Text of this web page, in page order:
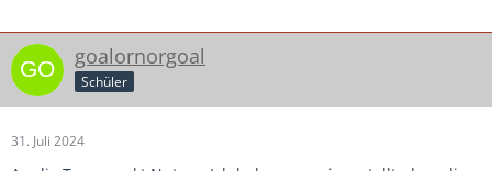
goalornorgoal
Schüler
31. Juli 2024